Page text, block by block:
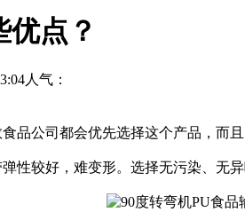
点？
人气：
公司都会优先选择这个产品，而
性较好，难变形。选择无污染、无异